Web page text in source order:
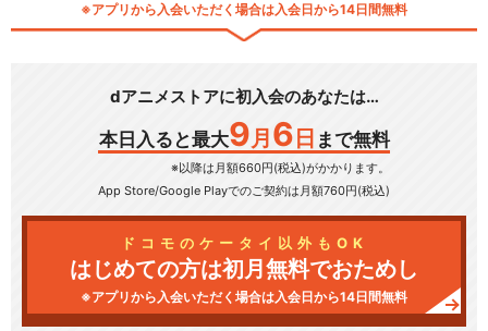
※アプリから入会いただく場合は入会日から14日間無料
dアニメストアに初入会のあなたは…
本日入ると最大9 月 6 日 まで無料
※以降は月額660円(税込)がかかります。
App Store/Google Playでのご契約は月額760円(税込)
ドコモのケータイ以外もOK
はじめての方は初月無料でおためし
※アプリから入会いただく場合は入会日から14日間無料